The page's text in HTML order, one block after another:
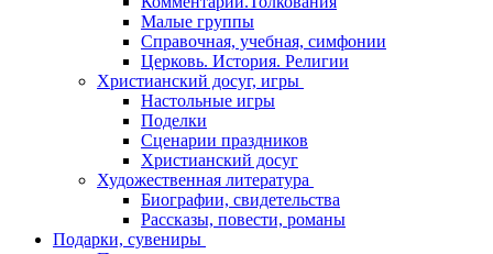
Малые группы
Справочная, учебная, симфонии
Церковь. История. Религии
Христианский досуг, игры
Настольные игры
Поделки
Сценарии праздников
Христианский досуг
Художественная литература
Биографии, свидетельства
Рассказы, повести, романы
Подарки, сувениры